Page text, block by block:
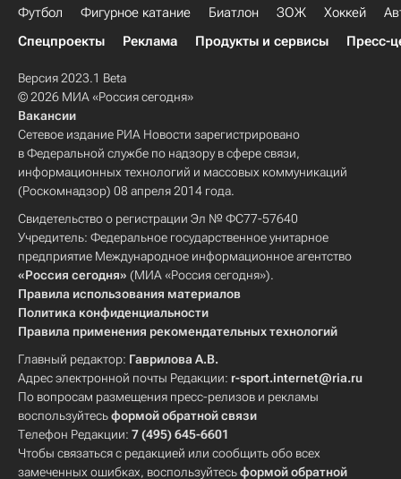
Футбол Фигурное катание Биатлон ЗОЖ Хоккей
Спецпроекты
Реклама Продукты и сервисы Пресс-
Версия 2023.1 Beta
© 2026 МИА «Россия сегодня»
Вакансии
Сетевое издание РИА Новости зарегистрировано
в Федеральной службе по надзору в сфере связи,
информационных технологий и массовых коммуникаций
(Роскомнадзор) 08 апреля 2014 года.
Свидетельство о регистрации Эл № ФС77-57640
Учредитель: Федеральное государственное унитарное
предприятие Международное информационное агентство
«Россия сегодня» (МИА «Россия сегодня»).
Правила использования материалов
Политика конфиденциальности
Правила применения рекомендательных технологий
Главный редактор: Гаврилова А.В.
Адрес электронной почты Редакции: r-sport.internet@ria.ru
По вопросам размещения пресс-релизов и рекламы
воспользуйтесьформой обратной связи
Телефон Редакции: 7 (495) 645-6601
Чтобы связаться с редакцией или сообщить обо всех
замеченных ошибках, воспользуйтесьформой обратной